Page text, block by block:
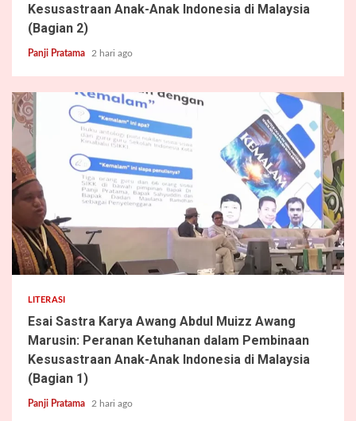
Kesusastraan Anak-Anak Indonesia di Malaysia
(Bagian 2)
Panji Pratama 2 hari ago
4 min read
LITERASI
Esai Sastra Karya Awang Abdul Muizz Awang
Marusin: Peranan Ketuhanan dalam Pembinaan
Kesusastraan Anak-Anak Indonesia di Malaysia
(Bagian 1)
Panji Pratama 2 hari ago